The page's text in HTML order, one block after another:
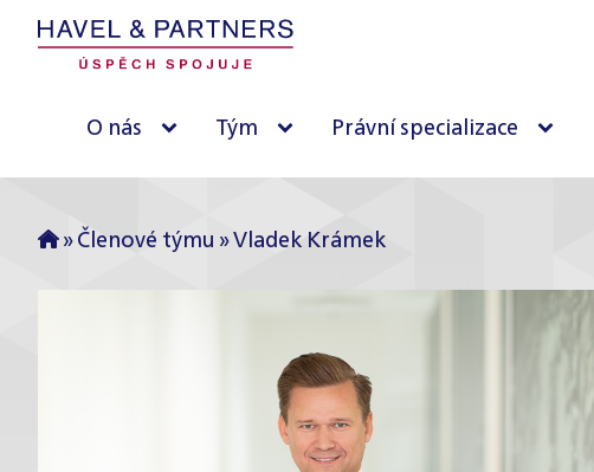
O nás Tým Právní specializace
» Členové týmu » Vladek Krámek